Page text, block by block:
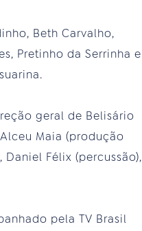
Beth Carvalho,
Pretinho da Serrinha e
geral de Belisário
Maia (produção
Félix (percussão),
pela TV Brasil